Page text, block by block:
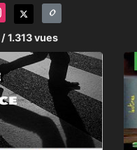
/ 1.313 vues